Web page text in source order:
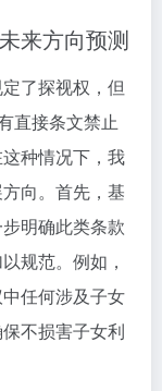
来方向预测
了探视权，但
直接条文禁止
种情况下，我
向。首先，基
明确此类条款
规范。例如，
任何涉及子女
不损害子女利